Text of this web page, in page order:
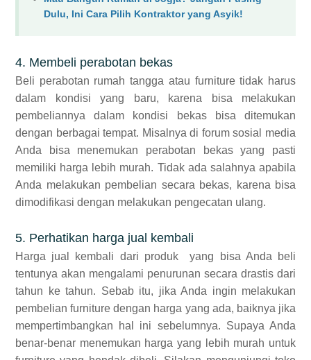
Dulu, Ini Cara Pilih Kontraktor yang Asyik!
4. Membeli perabotan bekas
Beli perabotan rumah tangga atau furniture tidak harus
dalam kondisi yang baru, karena bisa melakukan
pembeliannya dalam kondisi bekas bisa ditemukan
dengan berbagai tempat. Misalnya di forum sosial media
Anda bisa menemukan perabotan bekas yang pasti
memiliki harga lebih murah. Tidak ada salahnya apabila
Anda melakukan pembelian secara bekas, karena bisa
dimodifikasi dengan melakukan pengecatan ulang.
5. Perhatikan harga jual kembali
Harga jual kembali dari produk yang bisa Anda beli
tentunya akan mengalami penurunan secara drastis dari
tahun ke tahun. Sebab itu, jika Anda ingin melakukan
pembelian furniture dengan harga yang ada, baiknya jika
mempertimbangkan hal ini sebelumnya. Supaya Anda
benar-benar menemukan harga yang lebih murah untuk